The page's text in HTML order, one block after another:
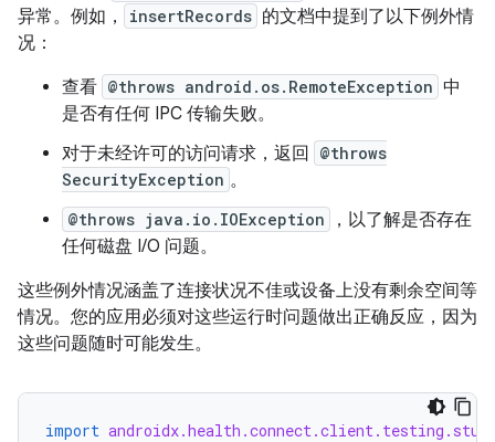
异常。例如，
insertRecords 的文档中提到了以下例外情
况：
查看 @throws android.os.RemoteException 中
是否有任何 IPC 传输失败。
对于未经许可的访问请求，返回
@throws
SecurityException 。
@throws java.io.IOException
，以了解是否存在
任何磁盘 I/O 问题。
这些例外情况涵盖了连接状况不佳或设备上没有剩余空间等
情况。您的应用必须对这些运行时问题做出正确反应，因为
这些问题随时可能发生。
import